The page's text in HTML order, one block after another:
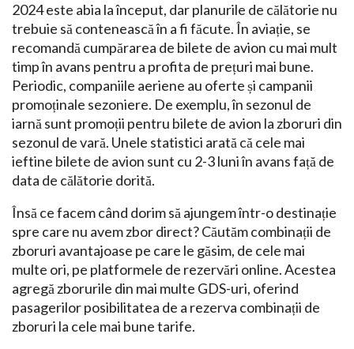
2024 este abia la început, dar planurile de călătorie nu
trebuie să contenească în a fi făcute. În aviație, se
recomandă cumpărarea de bilete de avion cu mai mult
timp în avans pentru a profita de prețuri mai bune.
Periodic, companiile aeriene au oferte și campanii
promoținale sezoniere. De exemplu, în sezonul de
iarnă sunt promoții pentru bilete de avion la zboruri din
sezonul de vară. Unele statistici arată că cele mai
ieftine bilete de avion sunt cu 2-3 luni în avans față de
data de călătorie dorită.
Însă ce facem când dorim să ajungem într-o destinație
spre care nu avem zbor direct? Căutăm combinații de
zboruri avantajoase pe care le găsim, de cele mai
multe ori, pe platformele de rezervări online. Acestea
agregă zborurile din mai multe GDS-uri, oferind
pasagerilor posibilitatea de a rezerva combinații de
zboruri la cele mai bune tarife.